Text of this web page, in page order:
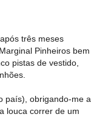
três meses
Pinheiros bem
pistas de vestido,
país), obrigando-me a
louca correr de um